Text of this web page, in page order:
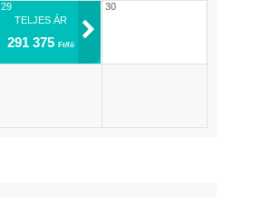
29
TELJES ÁR
291 375Ft/fő
30